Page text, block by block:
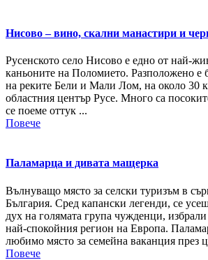
Нисово – вино, скални манастири и
Русенското село Нисово е едно от най-
каньоните на Поломието. Разположено е
на реките Бели и Мали Лом, на около 30
областния център Русе. Много са
се поеме оттук ...
Повече
Паламарца и дивата мащерка
Вълнуващо място за селски туризъм в
България. Сред капански легенди, се
дух на голямата група чужденци,
най-спокойния регион на Европа.
любимо място за семейна ваканция през
Повече